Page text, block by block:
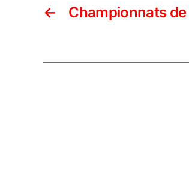
← Championnats